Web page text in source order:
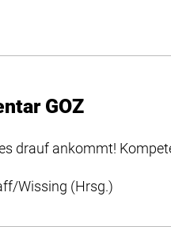
GOZ
drauf ankommt!
Wissing (Hrsg.)